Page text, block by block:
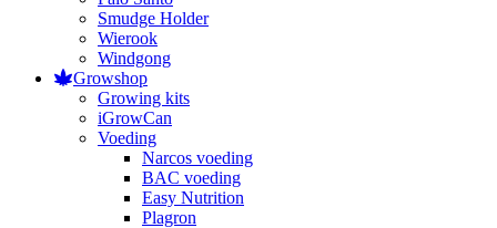
Smudge Holder
Wierook
Windgong
Growshop
Growing kits
iGrowCan
Voeding
Narcos voeding
BAC voeding
Easy Nutrition
Plagron